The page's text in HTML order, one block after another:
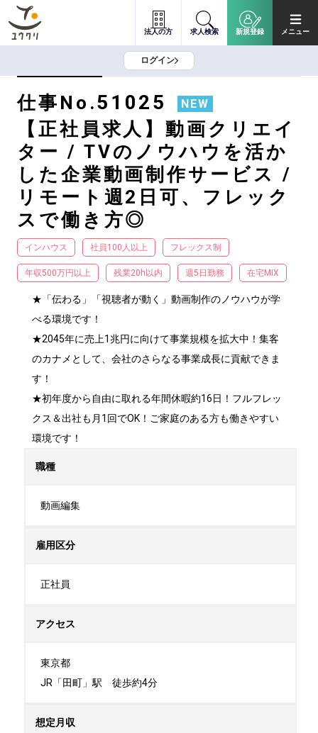
法人の方 求人検索 新規登録 メニュー
ログイン
仕事No.51025 NEW
【正社員求人】動画クリエイ
ター / TVのノウハウを活か
した企業動画制作サービス /
リモート週2日可、フレック
スで働き方◎
インハウス 社員100人以上 フレックス制
年収500万円以上 残業20h以内 週5日勤務 在宅MIX
★「伝わる」「視聴者が動く」動画制作のノウハウが学
べる環境です！
★2045年に売上1兆円に向けて事業規模を拡大中！集客
のカナメとして、会社のさらなる事業成長に貢献できま
す！
★初年度から自由に取れる年間休暇約16日！フルフレッ
クス＆出社も月1回でOK！ご家庭のある方も働きやすい
環境です！
職種
動画編集
雇用区分
正社員
アクセス
東京都
JR「田町」駅　徒歩約4分
想定月収